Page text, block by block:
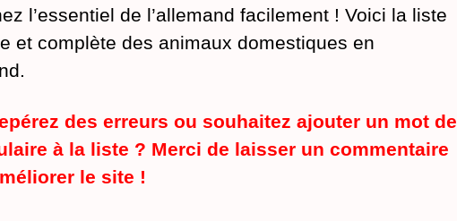
l’essentiel de l’allemand facilement ! Voici la liste
et complète des animaux domestiques en
des erreurs ou souhaitez ajouter un mot de
à la liste ? Merci de laisser un commentaire
le site !